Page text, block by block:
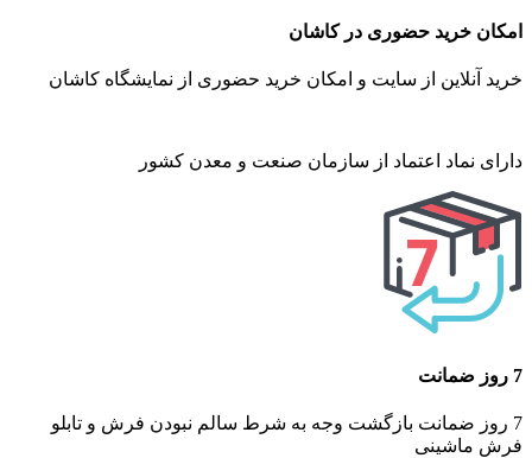
امکان خرید حضوری در کاشان
خرید آنلاین از سایت و امکان خرید حضوری از نمایشگاه کاشان
دارای نماد اعتماد از سازمان صنعت و معدن کشور
7 روز ضمانت
7 روز ضمانت بازگشت وجه به شرط سالم نبودن فرش و تابلو
فرش ماشینی